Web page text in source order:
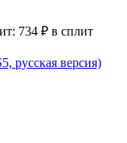
734 ₽ в сплит
русская версия)